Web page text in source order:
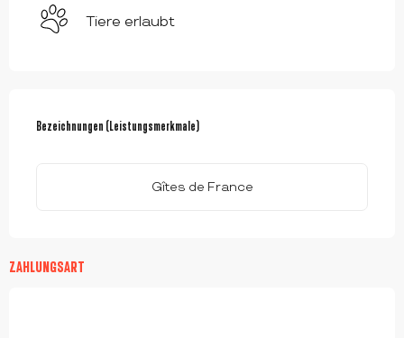
Tiere erlaubt
Bezeichnungen (Leistungsmerkmale)
Bezeichnungen (Leistungsmerkmale)
Gîtes de France
ZAHLUNGSART